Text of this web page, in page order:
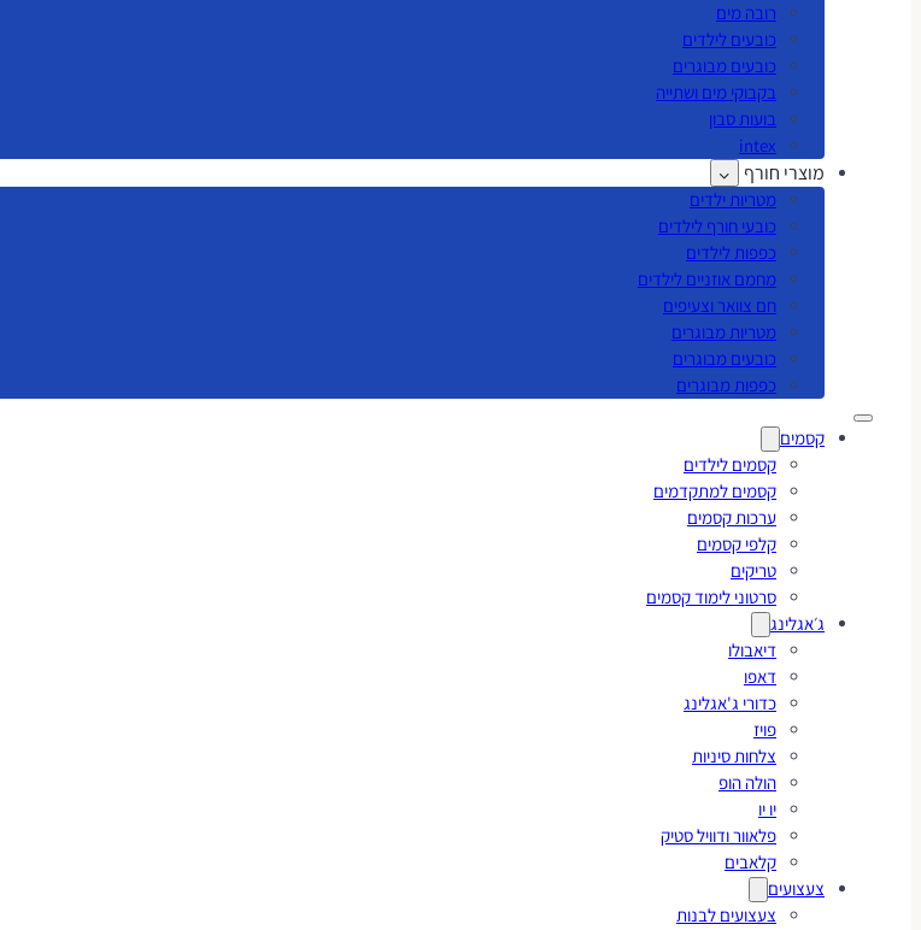
רובה מים
כובעים לילדים
כובעים מבוגרים
בקבוקי מים ושתייה
בועות סבון
intex
מוצרי חורף
מטריות ילדים
כובעי חורף לילדים
כפפות לילדים
מחמם אוזניים לילדים
חם צוואר וצעיפים
מטריות מבוגרים
כובעים מבוגרים
כפפות מבוגרים
קסמים
קסמים לילדים
קסמים למתקדמים
ערכות קסמים
קלפי קסמים
טריקים
סרטוני לימוד קסמים
ג׳אגלינג
דיאבולו
דאפו
כדורי ג'אגלינג
פויז
צלחות סיניות
הולה הופ
יו יו
פלאוור ודוויל סטיק
קלאבים
צעצועים
צעצועים לבנות